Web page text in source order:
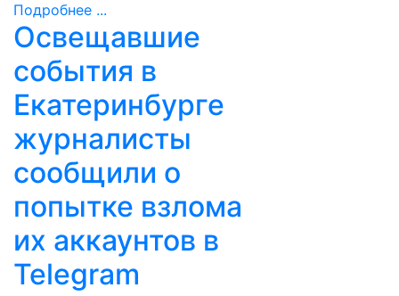
Подробнее ...
Освещавшие
события в
Екатеринбурге
журналисты
сообщили о
попытке взлома
их аккаунтов в
Telegram